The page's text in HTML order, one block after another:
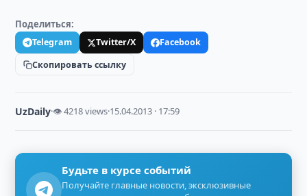
Поделиться:
Telegram Twitter/X
Facebook
Скопировать ссылку
UzDaily·👁 4218 views·15.04.2013 · 17:59
Будьте в курсе событий
Получайте главные новости, эксклюзивные